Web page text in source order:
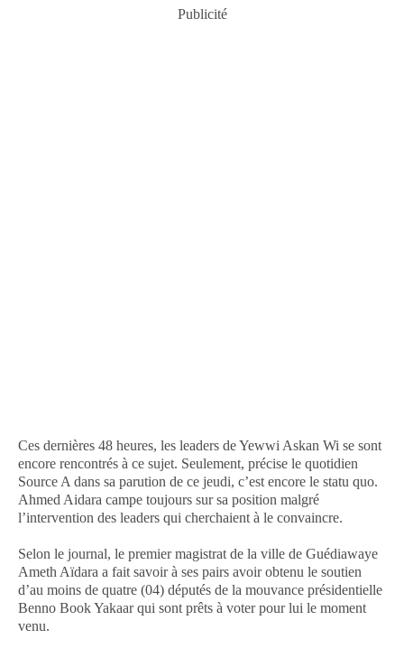
Publicité
Ces dernières 48 heures, les leaders de Yewwi Askan Wi se sont
encore rencontrés à ce sujet. Seulement, précise le quotidien
Source A dans sa parution de ce jeudi, c’est encore le statu quo.
Ahmed Aidara campe toujours sur sa position malgré
l’intervention des leaders qui cherchaient à le convaincre.
Selon le journal, le premier magistrat de la ville de Guédiawaye
Ameth Aïdara a fait savoir à ses pairs avoir obtenu le soutien
d’au moins de quatre (04) députés de la mouvance présidentielle
Benno Book Yakaar qui sont prêts à voter pour lui le moment
venu.